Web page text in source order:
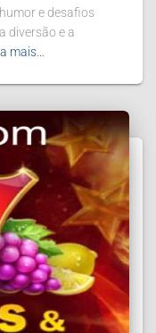
e desafios
diversão e a
mais…